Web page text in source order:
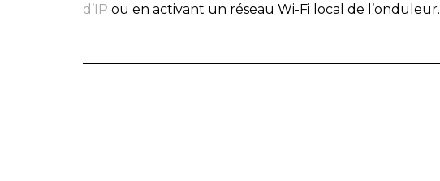
d’IP ou en activant un réseau Wi-Fi local de l’onduleur.